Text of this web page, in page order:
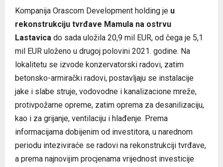
Kompanija Orascom Development holding je u
rekonstrukciju tvrđave Mamula na ostrvu
Lastavica do sada uložila 20,9 mil EUR, od čega je 5,1
mil EUR uloženo u drugoj polovini 2021. godine. Na
lokalitetu se izvode konzervatorski radovi, zatim
betonsko-armirački radovi, postavljaju se instalacije
jake i slabe struje, vodovodne i kanalizacione mreže,
protivpožarne opreme, zatim oprema za desanilizaciju,
kao i za grijanje, ventilaciju i hlađenje. Prema
informacijama dobijenim od investitora, u narednom
periodu inteziviraće se radovi na rekonstrukciji tvrđave,
a prema najnovijim procjenama vrijednost investicije